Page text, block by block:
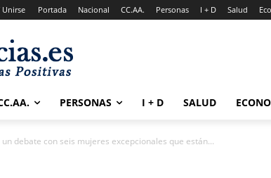
Unirse Portada Nacional CC.AA. Personas I + D Salud
PERSONAS I + D SALUD
un debate con seis mujeres excepcionales que están...